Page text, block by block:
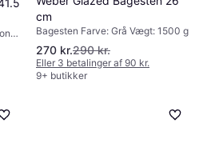
cm
Bagesten Farve: Grå Vægt: 1500 g
270 kr.290 kr.
Eller 3 betalinger af 90 kr.
9+ butikker